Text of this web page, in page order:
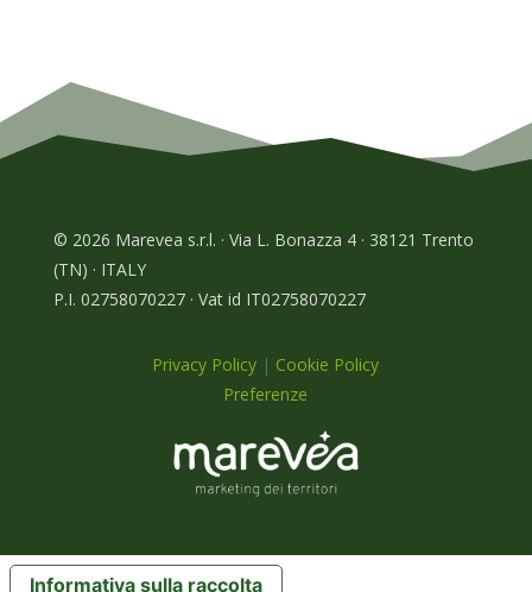
© 2026 Marevea s.r.l. · Via L. Bonazza 4 · 38121 Trento
(TN) · ITALY
P.I. 02758070227 · Vat id IT02758070227
Privacy Policy | Cookie Policy
Preferenze
Informativa sulla raccolta